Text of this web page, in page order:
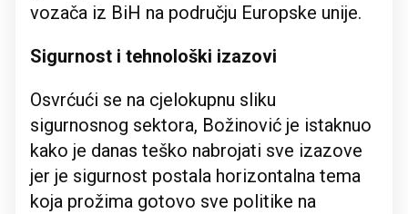
vozača iz BiH na području Europske unije.
Sigurnost i tehnološki izazovi
Osvrćući se na cjelokupnu sliku
sigurnosnog sektora, Božinović je istaknuo
kako je danas teško nabrojati sve izazove
jer je sigurnost postala horizontalna tema
koja prožima gotovo sve politike na